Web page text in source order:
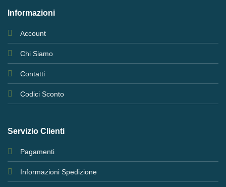
Informazioni
Account
Chi Siamo
Contatti
Codici Sconto
Servizio Clienti
Pagamenti
Informazioni Spedizione